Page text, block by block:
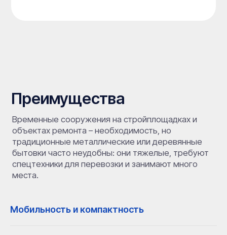
Мобильность и компактность